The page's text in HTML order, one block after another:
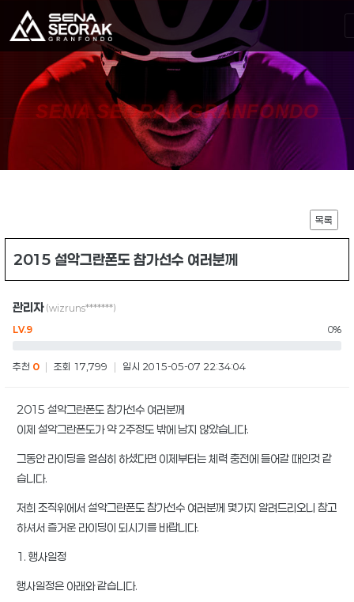
SENA SEORAK GRANFONDO
목록
2015 설악그란폰도 참가선수 여러분께
관리자 (wizruns*******)
LV.9 0%
추천 0 조회 17,799 일시 2015-05-07 22:34:04
2015 설악그란폰도 참가선수 여러분께
이제 설악그란폰도가 약 2주정도 밖에 남지 않았습니다.
그동안 라이딩을 열심히 하셨다면 이제부터는 체력 충전에 들어갈 때인것 같
습니다.
저희 조직위에서 설악그란폰도 참가선수 여러분께 몇가지 알려드리오니 참고
하셔서 즐거운 라이딩이 되시기를 바랍니다.
1. 행사일정
행사일정은 아래와 같습니다.